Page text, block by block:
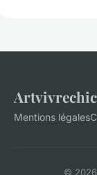
Artvivrechic
Mentions légales
©